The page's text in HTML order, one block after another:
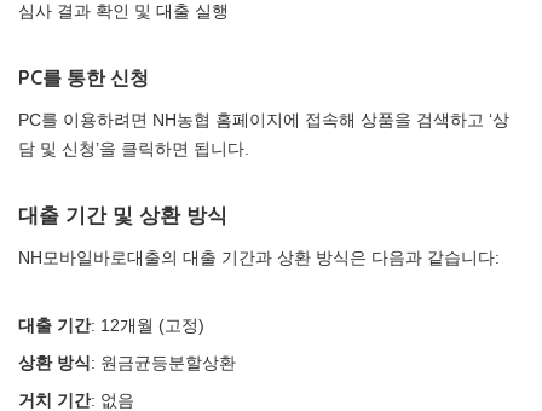
심사 결과 확인 및 대출 실행
PC를 통한 신청
PC를 이용하려면 NH농협 홈페이지에 접속해 상품을 검색하고 ‘상
담 및 신청’을 클릭하면 됩니다.
대출 기간 및 상환 방식
NH모바일바로대출의 대출 기간과 상환 방식은 다음과 같습니다:
대출 기간: 12개월 (고정)
상환 방식: 원금균등분할상환
거치 기간: 없음